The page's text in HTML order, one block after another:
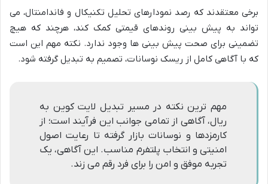
برخی معتقدند که رصد نمودارهای تحلیل تکنیکال و فاندامنتال، می
تواند به پیش بینی روندهای قیمتی کمک کند، هرچند که هیچ
تضمینی برای صحت پیش بینی ها وجود ندارد. نکته مهم این است
که با آگاهی کامل از ریسک نوسانات، تصمیم به تبدیل گرفته شود.
مهم ترین نکته در مسیر تبدیل لایت کوین به
ریال، آگاهی از تمامی جوانب این فرآیند است؛ از
کارمزدها و نوسانات بازار گرفته تا رعایت اصول
امنیتی و انتخاب پلتفرم مناسب. این آگاهی، یک
تجربه موفق و امن را برای فرد رقم می زند.